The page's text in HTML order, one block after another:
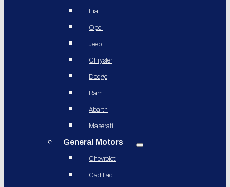
Fiat
Opel
Jeep
Chrysler
Dodge
Ram
Abarth
Maserati
General Motors
Chevrolet
Cadillac